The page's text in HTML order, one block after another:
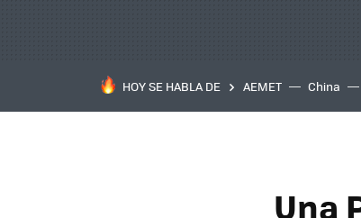
HOY SE HABLA DE AEMET China
Una